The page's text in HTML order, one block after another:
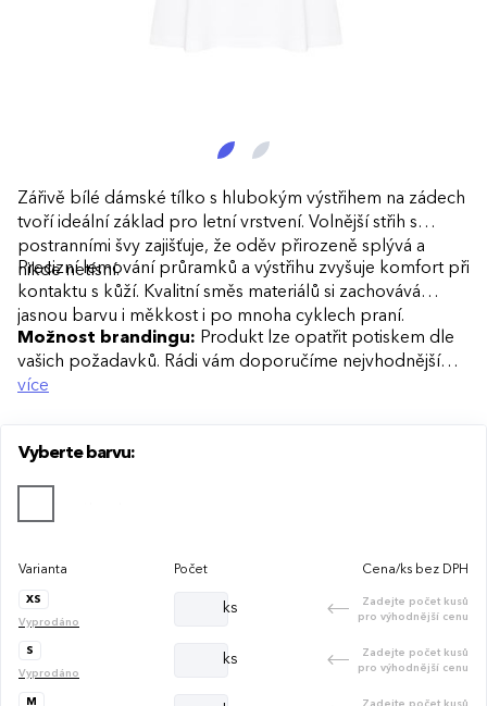
Zářivě bílé dámské tílko s hlubokým výstřihem na zádech
tvoří ideální základ pro letní vrstvení. Volnější střih s
postranními švy zajišťuje, že oděv přirozeně splývá a
nikde netísní.
Precizní lemování průramků a výstřihu zvyšuje komfort při
kontaktu s kůží. Kvalitní směs materiálů si zachovává
jasnou barvu i měkkost i po mnoha cyklech praní.
Možnost brandingu: Produkt lze opatřit potiskem dle
vašich požadavků. Rádi vám doporučíme nejvhodnější
technologii potisku s ohledem na design i váš rozpočet.
více
Vyberte barvu:
Varianta Počet Cena/ks bez DPH
XS
Vyprodáno
ks
Zadejte počet kusů
pro výhodnější cenu
S
Vyprodáno
ks
Zadejte počet kusů
pro výhodnější cenu
M
Zadejte počet kusů